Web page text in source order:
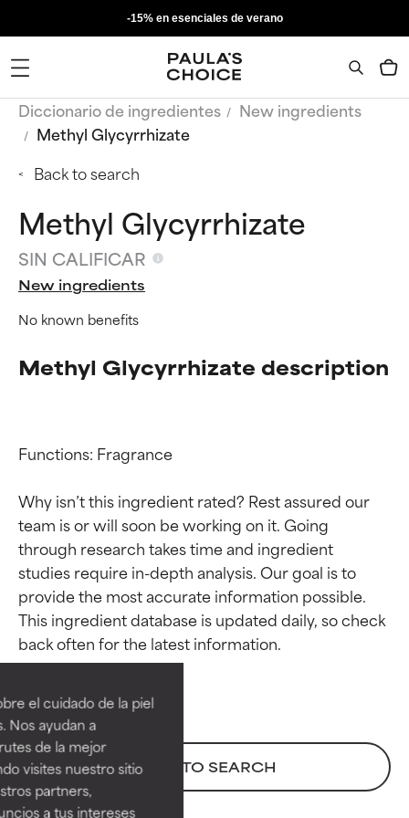
el cuidado de la piel
Nos ayudan a
de la mejor
visites nuestro sitio
partners,
a tus intereses
-15% en esenciales de verano
Diccionario de ingredientes
New ingredients
Methyl Glycyrrhizate
Back to search
Methyl Glycyrrhizate
SIN CALIFICAR
New ingredients
No known benefits
Methyl Glycyrrhizate description
Functions: Fragrance
Why isn’t this ingredient rated? Rest assured our
team is or will soon be working on it. Going
through research takes time and ingredient
studies require in-depth analysis. Our goal is to
provide the most accurate information possible.
This ingredient database is updated daily, so check
BACK TO SEARCH
Calificaciones de
ingredientes
EXCELENTE
Ingrediente sobresaliente con
beneficios reales para la piel. Su
Calificaciones de
ingredientes
EXCELENTE
Ingrediente sobresaliente con
beneficios reales para la piel. Su